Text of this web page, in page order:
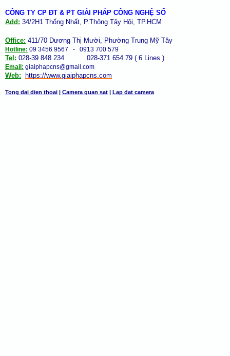
CÔNG TY CP ĐT & PT GIẢI PHÁP CÔNG NGHỆ SỐ
Add: 34/2H1 Thống Nhất, P.Thông Tây Hội, TP.HCM
Office: 411/70 Dương Thị Mười, Phường Trung Mỹ Tây
Hotline: 09 3456 9567 - 0913 700 579
Tel: 028-39 848 234 028-371 654 79 ( 6 Lines )
Email: giaiphapcns@gmail.com
Web: https://www.giaiphapcns.com
Tong dai dien thoai | Camera quan sat | Lap dat camera